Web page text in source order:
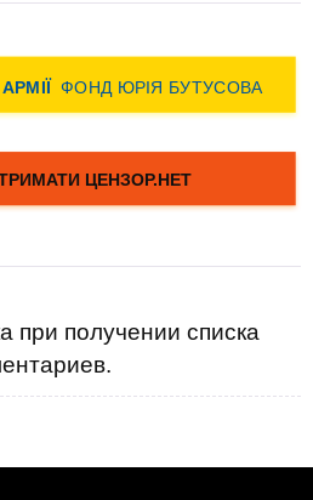
при получении списка